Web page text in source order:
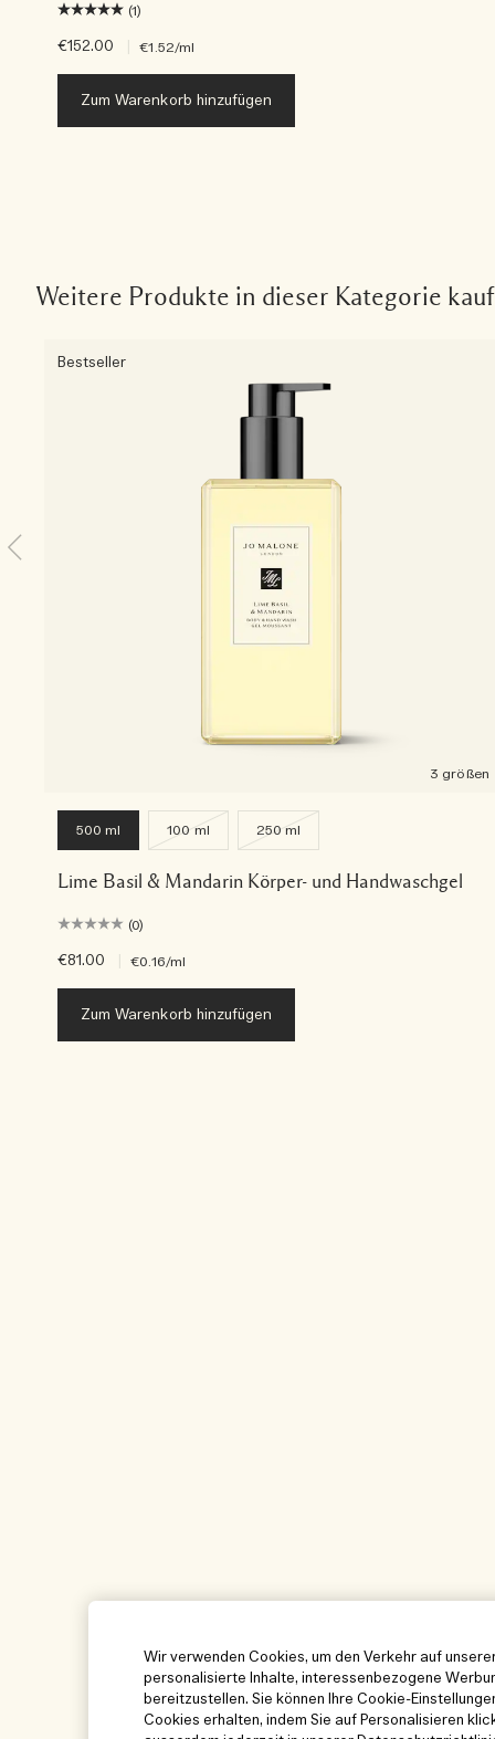
(1)
€152.00 €1.52/ml
Zum Warenkorb hinzufügen
Weitere Produkte in dieser Kategorie
Bestseller
3 größen
500 ml 100 ml 250 ml
Lime Basil & Mandarin Körper- und Handwaschgel
(0)
€81.00 €0.16/ml
Zum Warenkorb hinzufügen
Wir verwenden Cookies, um den Verkehr auf
personalisierte Inhalte, interessenbezogene
bereitzustellen. Sie können Ihre Cookie-
Cookies erhalten, indem Sie auf Personalisieren